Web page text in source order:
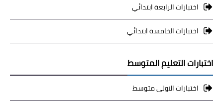
اختبارات الرابعة ابتدائي
اختبارات الخامسة ابتدائي
اختبارات التعليم المتوسط
اختبارات الاولى متوسط